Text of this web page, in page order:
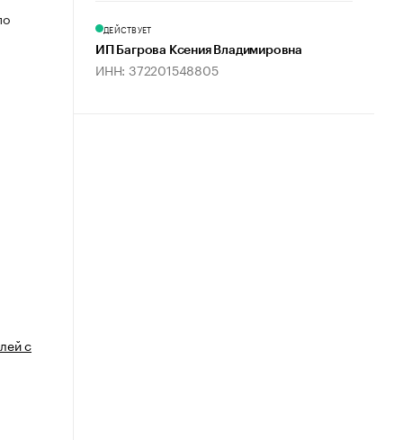
с
ДЕЙСТВУЕТ
ИП Багрова Ксения Владимировна
ИНН: 372201548805